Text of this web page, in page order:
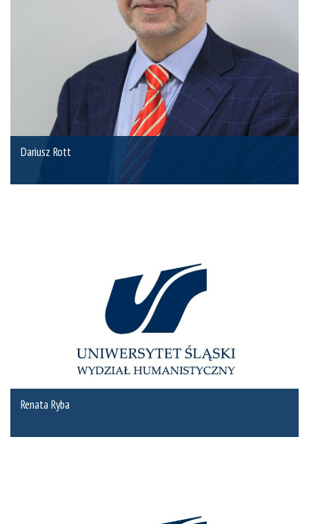
Dariusz Rott
Renata Ryba